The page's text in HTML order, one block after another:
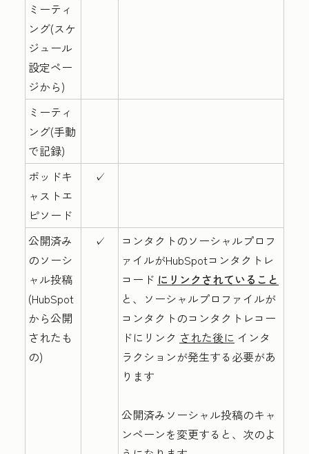
ミーティ
ング(スケ
ジュール
設定ペー
ジから)
ミーティ
ング(手動
で記録)
ポッドキ
ャストエ
ピソード
✓
公開済み
のソーシ
ャル投稿
(HubSpot
から公開
されたも
の)
✓
コンタクトのソーシャルプロフ
ァイルがHubSpotコンタクトレ
コード にリンクされていること
と、ソーシャルプロファイルが
コンタクトのコンタクトレコー
ドにリンク された後に インタ
ラクションが発生する必要があ
ります
公開済みソーシャル投稿のキャ
ンペーンを変更すると、次のよ